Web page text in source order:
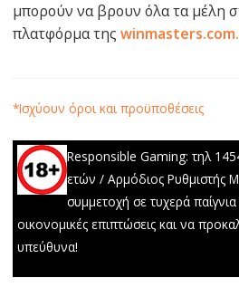
μπορούν να βρουν όλα τα μέλη
πλατφόρμα της
*Ισχύουν όροι και προϋποθέσεις
Responsible Gaming: τηλ
ετών / Αρμόδιος Ρυθμιστής
συμμετοχή σε τυχερά παίγνια
οικονομικές επιπτώσεις και να
υπεύθυνα!